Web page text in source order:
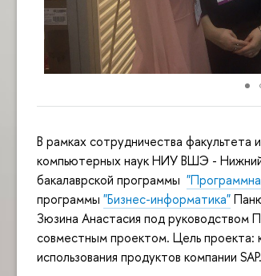
В рамках сотрудничества факультета
компьютерных наук НИУ ВШЭ -
бакалаврской программы
программы "Бизнес-информатика"
Зюзина Анастасия под руководством
совместным проектом. Цель проекта:
использования продуктов компании SAP.